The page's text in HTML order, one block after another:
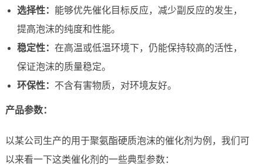
选择性： 能够优先催化目标反应，减少副反应的发生，
提高泡沫的纯度和性能。
稳定性： 在高温或低温环境下，仍能保持较高的活性，
保证泡沫的质量稳定。
环保性： 不含有害物质，对环境友好。
产品参数：
以某公司生产的用于聚氨酯硬质泡沫的催化剂为例，我们可
以来看一下这类催化剂的一些典型参数：